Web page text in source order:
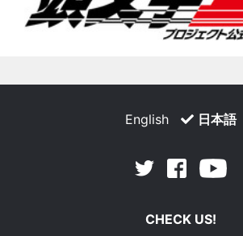
English 日本語
Twitter Facebook
CHECK US!